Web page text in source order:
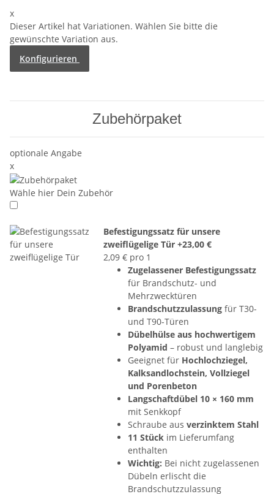
x
Dieser Artikel hat Variationen. Wählen Sie bitte die
gewünschte Variation aus.
Konfigurieren
Zubehörpaket
optionale Angabe
x
Wähle hier Dein Zubehör
Befestigungssatz für unsere
zweiflügelige Tür +23,00 €
2,09 € pro 1
Zugelassener Befestigungssatz
für Brandschutz- und
Mehrzwecktüren
Brandschutzzulassungfür T30-
und T90-Türen
Dübelhülse aus hochwertigem
Polyamid – robust und langlebig
Geeignet für Hochlochziegel,
Kalksandlochstein, Vollziegel
und Porenbeton
Langschaftdübel 10 × 160 mm
mit Senkkopf
Schraube aus verzinktem Stahl
11 Stückim Lieferumfang
enthalten
Wichtig: Bei nicht zugelassenen
Dübeln erlischt die
Brandschutzzulassung